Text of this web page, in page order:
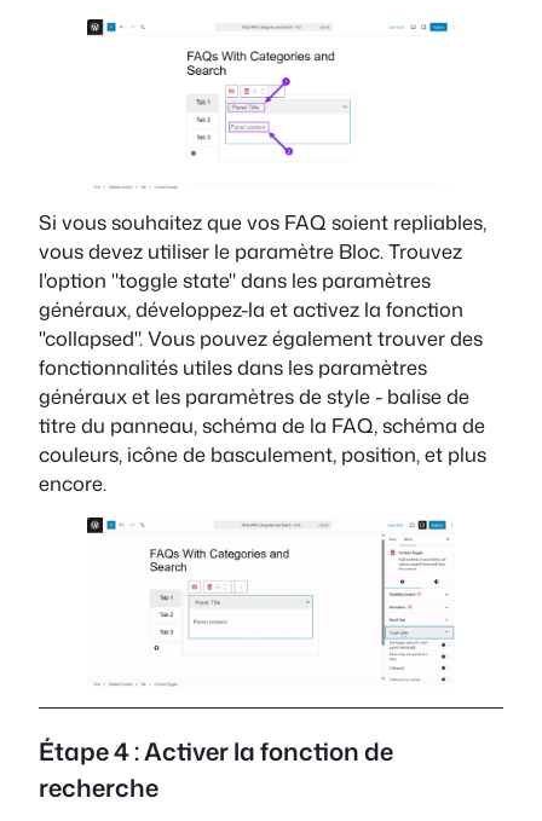
Si vous souhaitez que vos FAQ soient repliables,
vous devez utiliser le paramètre Bloc. Trouvez
l'option "toggle state" dans les paramètres
généraux, développez-la et activez la fonction
"collapsed". Vous pouvez également trouver des
fonctionnalités utiles dans les paramètres
généraux et les paramètres de style - balise de
titre du panneau, schéma de la FAQ, schéma de
couleurs, icône de basculement, position, et plus
encore.
Étape 4 : Activer la fonction de
recherche